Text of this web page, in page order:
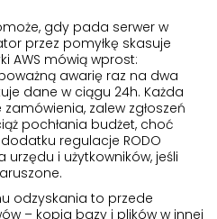
gdy pada serwer w
przez pomyłkę skasuje
AWS mówią wprost:
awarię raz na dwa
dane w ciągu 24h. Każda
zalew zgłoszeń
pochłania budżet, choć
regulacje RODO
i użytkowników, jeśli
odzyskania to przede
– kopia bazy i plików w innej